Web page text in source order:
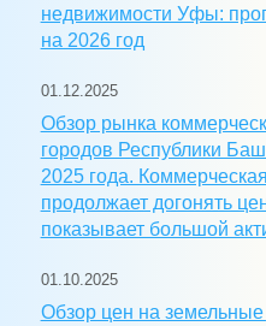
недвижимости Уфы:
на 2026 год
01.12.2025
Обзор рынка
городов Республики
2025 года.
продолжает догонять
показывает большой
01.10.2025
Обзор цен на земельные